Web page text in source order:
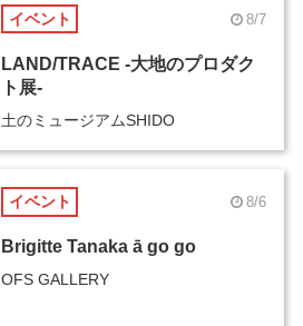
イベント 8/7
LAND/TRACE -大地のプロダク
ト展-
土のミュージアムSHIDO
イベント 8/6
Brigitte Tanaka ā go go
OFS GALLERY